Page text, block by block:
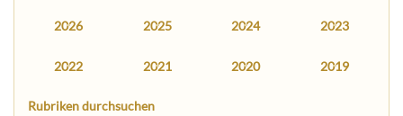
2026 2025 2024 2023
2022 2021 2020 2019
Rubriken durchsuchen